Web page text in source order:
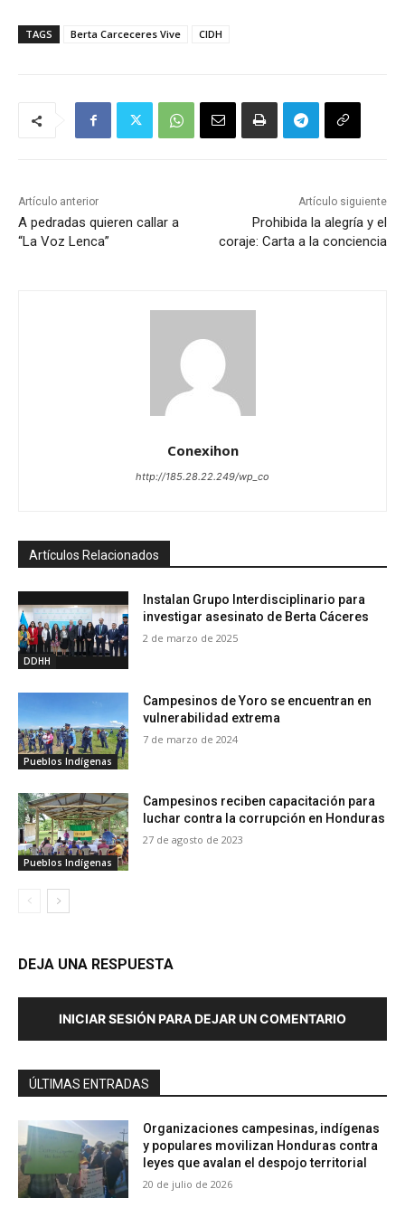
TAGS Berta Carceceres Vive CIDH
Artículo anterior
A pedradas quieren callar a
“La Voz Lenca”
Artículo siguiente
Prohibida la alegría y el
coraje: Carta a la conciencia
Conexihon
http://185.28.22.249/wp_co
Artículos Relacionados
DDHH
Instalan Grupo Interdisciplinario para
investigar asesinato de Berta Cáceres
2 de marzo de 2025
Pueblos Indígenas
Campesinos de Yoro se encuentran en
vulnerabilidad extrema
7 de marzo de 2024
Pueblos Indígenas
Campesinos reciben capacitación para
luchar contra la corrupción en Honduras
27 de agosto de 2023
DEJA UNA RESPUESTA
INICIAR SESIÓN PARA DEJAR UN COMENTARIO
ÚLTIMAS ENTRADAS
Organizaciones campesinas, indígenas
y populares movilizan Honduras contra
leyes que avalan el despojo territorial
20 de julio de 2026